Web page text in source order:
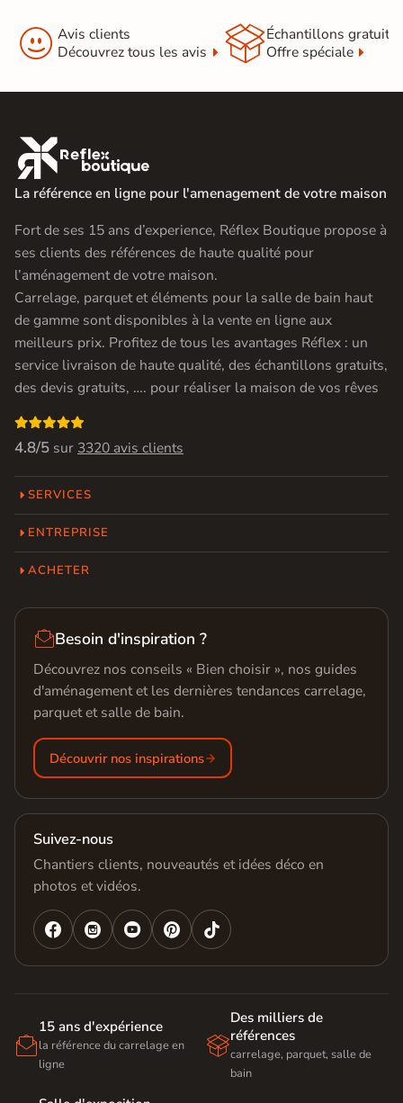
 Avis clients
Découvrez tous les avis
Échantillons gratuit
Offre spéciale

La référence en ligne pour l'amenagement de votre maison
Fort de ses 15 ans d’experience, Réflex Boutique propose à
ses clients des références de haute qualité pour
l’aménagement de votre maison.
Carrelage, parquet et éléments pour la salle de bain haut
de gamme sont disponibles à la vente en ligne aux
meilleurs prix. Profitez de tous les avantages Réflex : un
service livraison de haute qualité, des échantillons gratuits,
des devis gratuits, …. pour réaliser la maison de vos rêves

4.8/5 sur 3320 avis clients
SERVICES
ENTREPRISE
ACHETER
Besoin d'inspiration ?
Découvrez nos conseils « Bien choisir », nos guides
d'aménagement et les dernières tendances carrelage,
parquet et salle de bain.
Découvrir nos inspirations
Suivez-nous
Chantiers clients, nouveautés et idées déco en
photos et vidéos.
   

15 ans d'expérience
la référence du carrelage en
ligne

Des milliers de
références
carrelage, parquet, salle de
bain